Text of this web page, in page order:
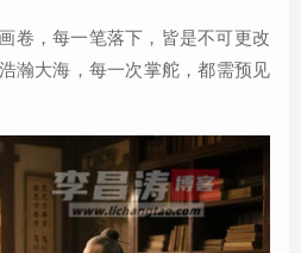
卷，每一笔落下，皆是不可更改
瀚大海，每一次掌舵，都需预见